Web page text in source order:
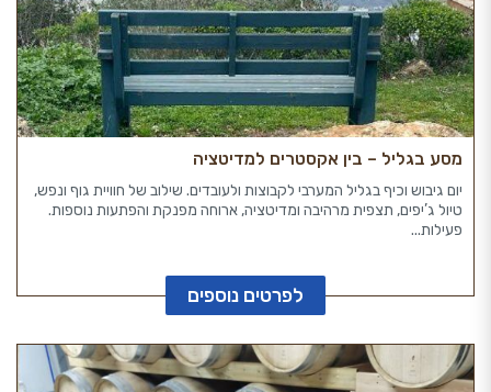
מסע בגליל – בין אקסטרים למדיטציה
יום גיבוש וכיף בגליל המערבי לקבוצות ולעובדים. שילוב של חוויית גוף ונפש,
טיול ג’יפים, תצפית מרהיבה ומדיטציה, ארוחה מפנקת והפתעות נוספות.
פעילות...
לפרטים נוספים